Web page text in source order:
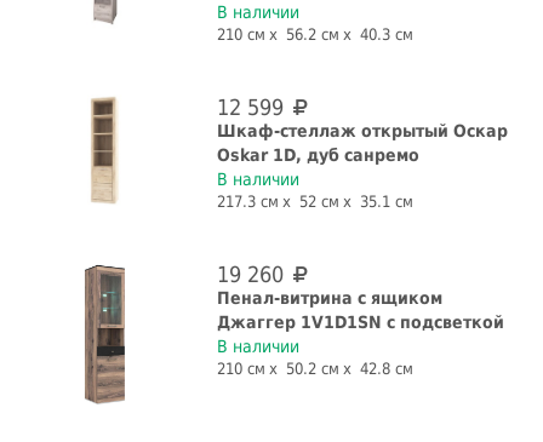
СБРОСИТЬ ФИЛЬТРЫ
В наличии
210 см 56.2 см 40.3 см
12 599
Шкаф-стеллаж открытый Оскар
Oskar 1D, дуб санремо
В наличии
217.3 см 52 см 35.1 см
19 260
Пенал-витрина с ящиком
Джаггер 1V1D1SN с подсветкой
В наличии
210 см 50.2 см 42.8 см